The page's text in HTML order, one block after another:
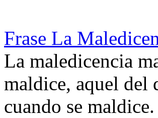
Frase La
La maledicencia
maldice, aquel del
cuando se maldice.